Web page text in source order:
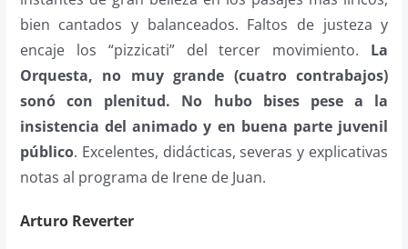
bien cantados y balanceados. Faltos de justeza y
encaje los “pizzicati” del tercer movimiento. La
Orquesta, no muy grande (cuatro contrabajos)
sonó con plenitud. No hubo bises pese a la
insistencia del animado y en buena parte juvenil
público. Excelentes, didácticas, severas y explicativas
notas al programa de Irene de Juan.
Arturo Reverter